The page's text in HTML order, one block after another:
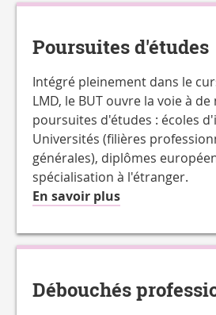
Poursuites d'études
Intégré pleinement dans le
LMD, le BUT ouvre la voie à
poursuites d'études : écoles
Universités (filières
générales), diplômes
spécialisation à l'étranger.
En savoir plusà
de
la
de
Débouchés